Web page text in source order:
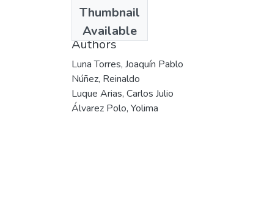
Thumbnail
Available
2004
Authors
Luna Torres, Joaquín Pablo
Núñez, Reinaldo
Luque Arias, Carlos Julio
Álvarez Polo, Yolima